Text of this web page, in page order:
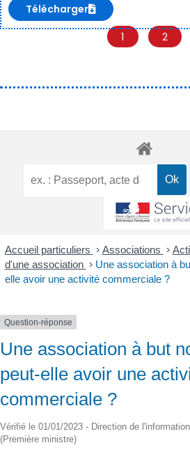
Télécharger
1 2
Accueil particuliers > Associations >
d'une association > Une association à
elle avoir une activité commerciale ?
Question-réponse
Une association à but
peut-elle avoir une
commerciale ?
Vérifié le 01/01/2023 - Direction de
(Première ministre)